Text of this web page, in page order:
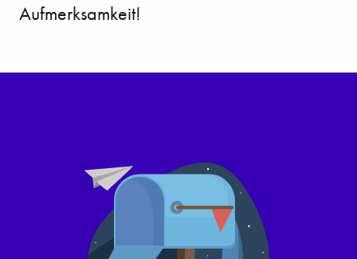
Aufmerksamkeit!